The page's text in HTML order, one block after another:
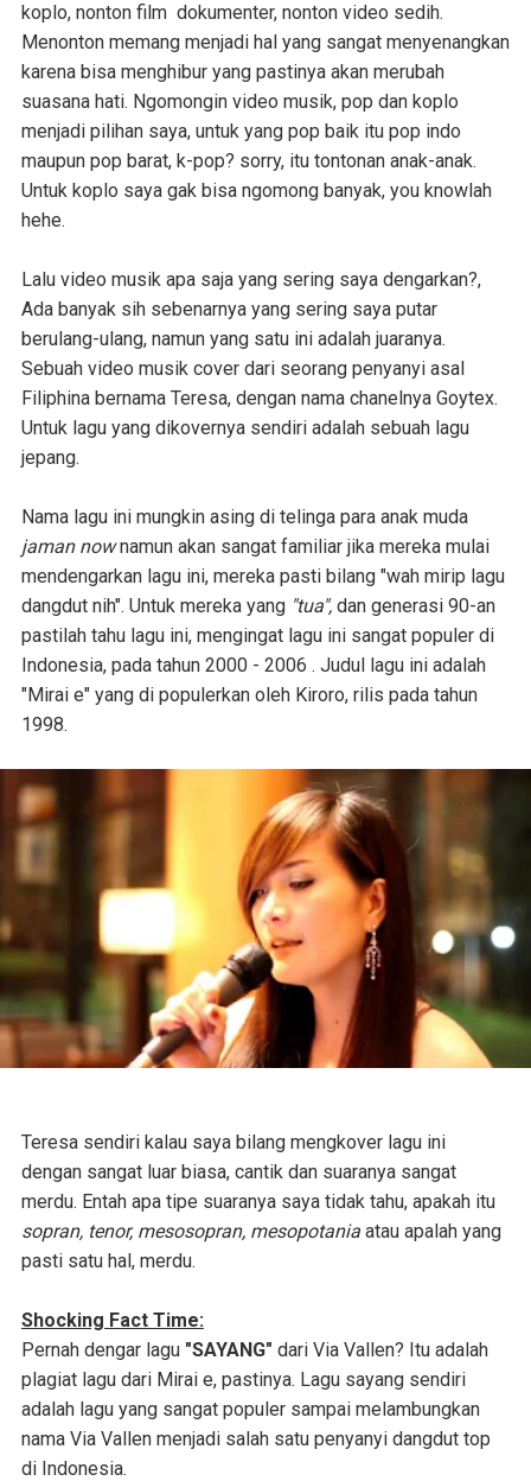
koplo, nonton film dokumenter, nonton video sedih.
Menonton memang menjadi hal yang sangat menyenangkan
karena bisa menghibur yang pastinya akan merubah
suasana hati. Ngomongin video musik, pop dan koplo
menjadi pilihan saya, untuk yang pop baik itu pop indo
maupun pop barat, k-pop? sorry, itu tontonan anak-anak.
Untuk koplo saya gak bisa ngomong banyak, you knowlah
hehe.
Lalu video musik apa saja yang sering saya dengarkan?,
Ada banyak sih sebenarnya yang sering saya putar
berulang-ulang, namun yang satu ini adalah juaranya.
Sebuah video musik cover dari seorang penyanyi asal
Filiphina bernama Teresa, dengan nama chanelnya Goytex.
Untuk lagu yang dikovernya sendiri adalah sebuah lagu
jepang.
Nama lagu ini mungkin asing di telinga para anak muda
jaman nownamun akan sangat familiar jika mereka mulai
mendengarkan lagu ini, mereka pasti bilang "wah mirip lagu
dangdut nih". Untuk mereka yang "tua",dan generasi 90-an
pastilah tahu lagu ini, mengingat lagu ini sangat populer di
Indonesia, pada tahun 2000 - 2006 . Judul lagu ini adalah
"Mirai e" yang di populerkan oleh Kiroro, rilis pada tahun
1998.
Teresa sendiri kalau saya bilang mengkover lagu ini
dengan sangat luar biasa, cantik dan suaranya sangat
merdu. Entah apa tipe suaranya saya tidak tahu, apakah itu
sopran, tenor, mesosopran, mesopotaniaatau apalah yang
pasti satu hal, merdu.
Shocking Fact Time:
Pernah dengar lagu "SAYANG" dari Via Vallen? Itu adalah
plagiat lagu dari Mirai e, pastinya. Lagu sayang sendiri
adalah lagu yang sangat populer sampai melambungkan
nama Via Vallen menjadi salah satu penyanyi dangdut top
di Indonesia.